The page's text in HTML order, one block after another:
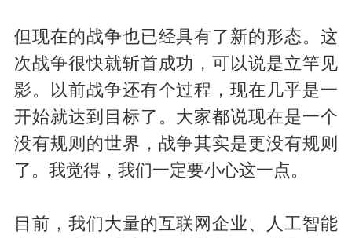
但现在的战争也已经具有了新的形态。这
次战争很快就斩首成功，可以说是立竿见
影。以前战争还有个过程，现在几乎是一
开始就达到目标了。大家都说现在是一个
没有规则的世界，战争其实是更没有规则
了。我觉得，我们一定要小心这一点。
目前，我们大量的互联网企业、人工智能